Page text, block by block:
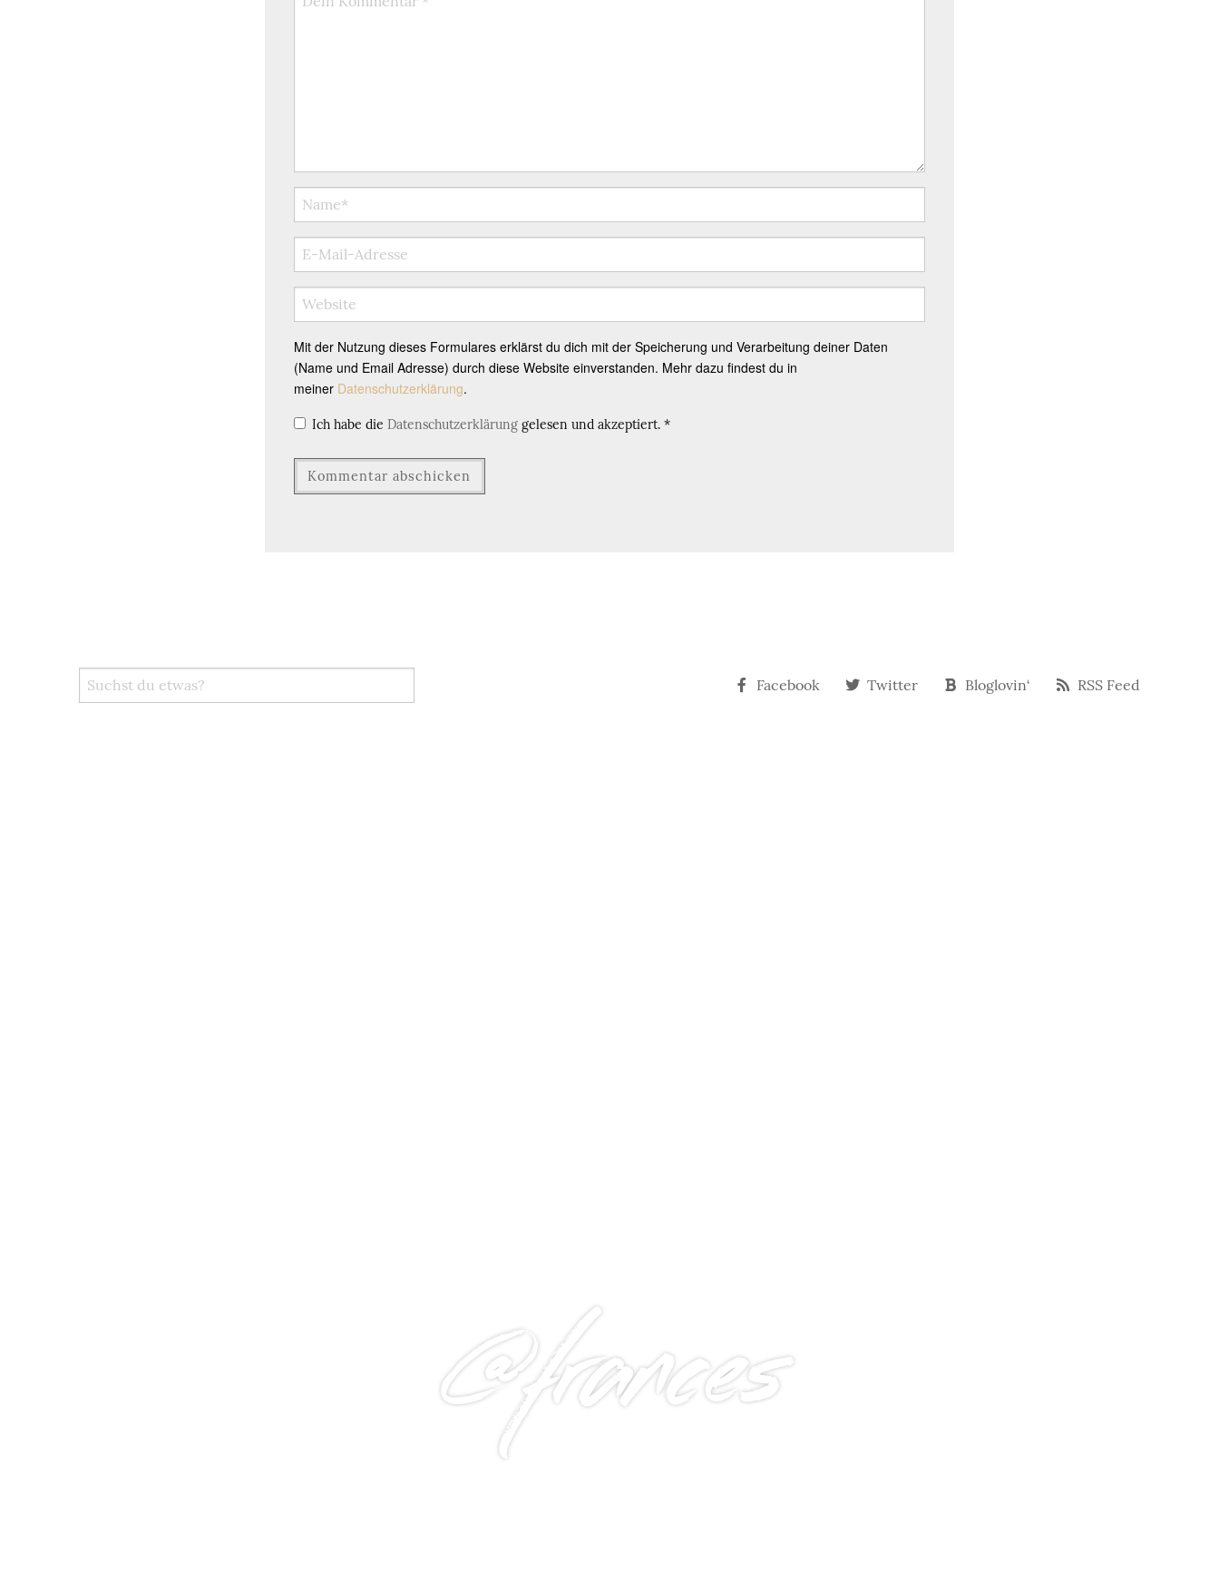
Mit der Nutzung dieses Formulares erklärst du dich mit der Speicherung und Verarbeitung deiner Daten
(Name und Email Adresse) durch diese Website einverstanden. Mehr dazu findest du in
meiner Datenschutzerklärung.
Ich habe die Datenschutzerklärung gelesen und akzeptiert. *
Facebook Twitter Bloglovin‘ RSS Feed
@frances